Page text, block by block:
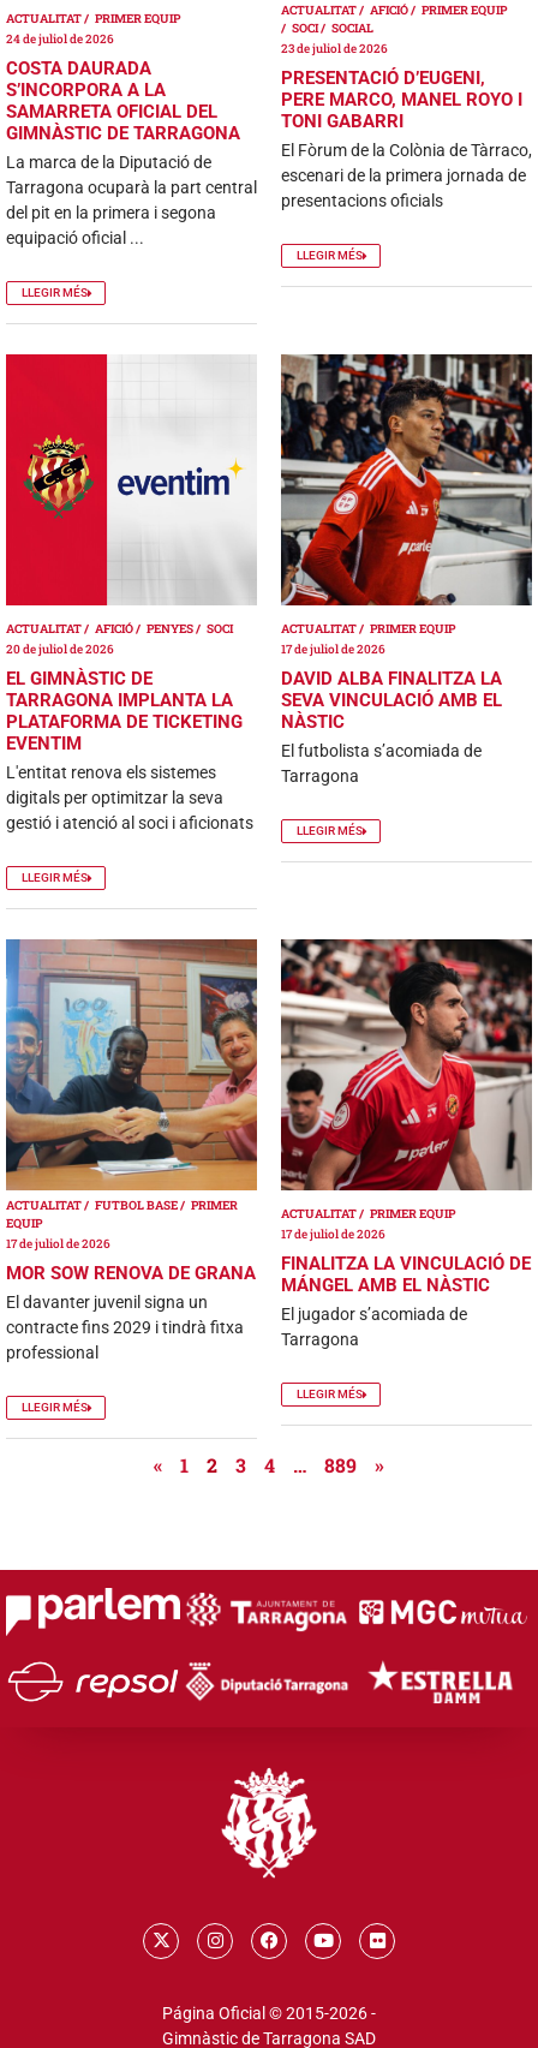
ACTUALITAT
PRIMER EQUIP
24 de juliol de 2026
COSTA DAURADA
S’INCORPORA A LA
SAMARRETA OFICIAL DEL
GIMNÀSTIC DE TARRAGONA
La marca de la Diputació de
Tarragona ocuparà la part central
del pit en la primera i segona
equipació oficial ...
LLEGIR MÉS
ACTUALITAT AFICIÓ
PRIMER EQUIP
SOCI
SOCIAL
23 de juliol de 2026
PRESENTACIÓ D’EUGENI,
PERE MARCO, MANEL ROYO I
TONI GABARRI
El Fòrum de la Colònia de Tàrraco,
escenari de la primera jornada de
presentacions oficials
LLEGIR MÉS
ACTUALITAT AFICIÓ PENYES
SOCI
20 de juliol de 2026
EL GIMNÀSTIC DE
TARRAGONA IMPLANTA LA
PLATAFORMA DE TICKETING
EVENTIM
L'entitat renova els sistemes
digitals per optimitzar la seva
gestió i atenció al soci i aficionats
LLEGIR MÉS
ACTUALITAT
PRIMER EQUIP
17 de juliol de 2026
DAVID ALBA FINALITZA LA
SEVA VINCULACIÓ AMB EL
NÀSTIC
El futbolista s’acomiada de
Tarragona
LLEGIR MÉS
ACTUALITAT FUTBOL BASE
PRIMER
EQUIP
17 de juliol de 2026
MOR SOW RENOVA DE GRANA
El davanter juvenil signa un
contracte fins 2029 i tindrà fitxa
professional
LLEGIR MÉS
ACTUALITAT
PRIMER EQUIP
17 de juliol de 2026
FINALITZA LA VINCULACIÓ DE
MÁNGEL AMB EL NÀSTIC
El jugador s’acomiada de
Tarragona
LLEGIR MÉS
« 1 2 3 4 … 889 »
Página Oficial © 2015-2026 -
Gimnàstic de Tarragona SAD